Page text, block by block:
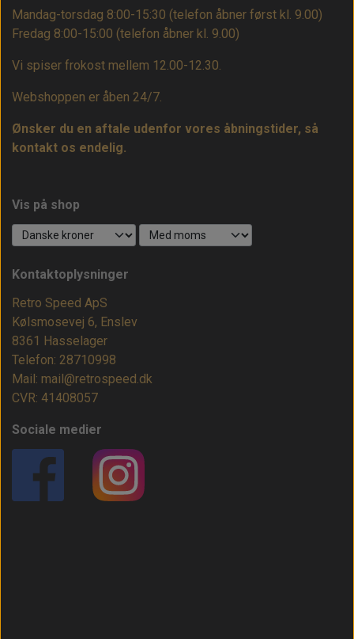
Mandag-torsdag 8:00-15:30 (telefon åbner først kl. 9.00)
Fredag 8:00-15:00 (telefon åbner kl. 9.00)
Vi spiser frokost mellem 12.00-12.30.
Webshoppen er åben 24/7.
Ønsker du en aftale udenfor vores åbningstider, så
kontakt os endelig.
Vis på shop
Kontaktoplysninger
Retro Speed ApS
Kølsmosevej 6, Enslev
8361 Hasselager
Telefon: 28710998
Mail: mail@retrospeed.dk
CVR: 41408057
Sociale medier